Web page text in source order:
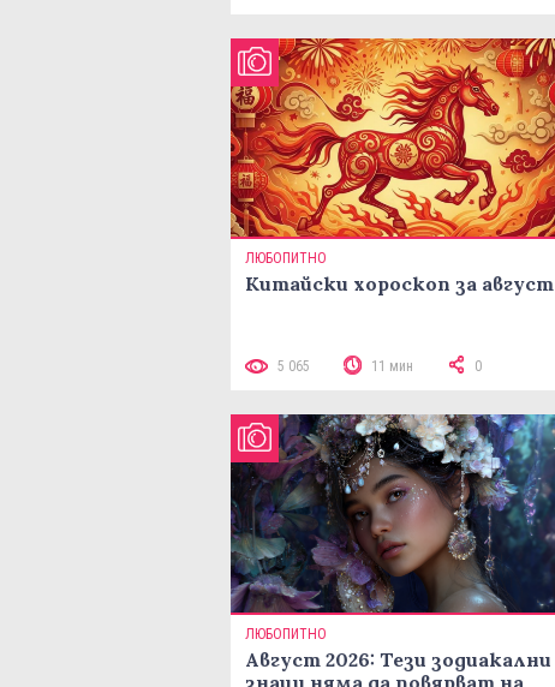
ЛЮБОПИТНО
Китайски хороскоп за август
5 065 11 мин 0
ЛЮБОПИТНО
Август 2026: Тези зодиакални
знаци няма да повярват на